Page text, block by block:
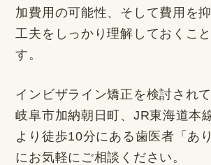
加費用の可能性、そして費用を
工夫をしっかり理解しておくこ
す。
インビザライン矯正を検討されて
岐阜市加納朝日町、JR東海道本
より徒歩10分にある歯医者「あ
にお気軽にご相談ください。